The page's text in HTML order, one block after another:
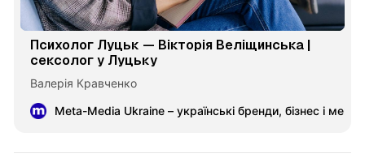
Психолог Луцьк — Вікторія Веліщинська |
сексолог у Луцьку
Валерія Кравченко
Meta-Media Ukraine – українські бренди, бізнес і